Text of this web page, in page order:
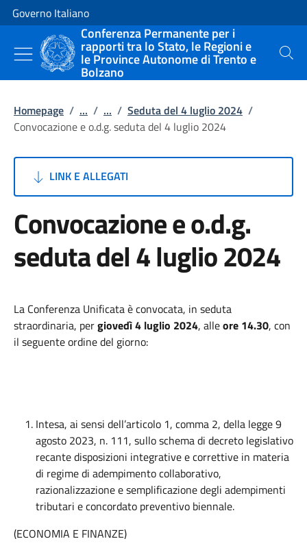
Vai al contenuto
Vai alla navigazione del sito
Governo Italiano
Conferenza Permanente per i
rapporti tra lo Stato, le Regioni e
le Province Autonome di Trento e
Bolzano
Cerca
Homepage / ... / ... / Seduta del 4 luglio 2024 /
Convocazione e o.d.g. seduta del 4 luglio 2024
LINK E ALLEGATI
Convocazione e o.d.g.
seduta del 4 luglio 2024
La Conferenza Unificata è convocata, in seduta
straordinaria, pergiovedì 4 luglio 2024, alleore 14.30, con
il seguente ordine del giorno:
Intesa, ai sensi dell’articolo 1, comma 2, della legge 9
agosto 2023, n. 111, sullo schema di decreto legislativo
recante disposizioni integrative e correttive in materia
di regime di adempimento collaborativo,
razionalizzazione e semplificazione degli adempimenti
tributari e concordato preventivo biennale.
(ECONOMIA E FINANZE)